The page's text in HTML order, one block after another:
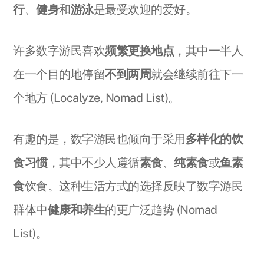
行、健身和游泳是最受欢迎的爱好。
许多数字游民喜欢频繁更换地点 ，其中一半人
在一个目的地停留不到两周就会继续前往下一
个地方 (Localyze, Nomad List)。
有趣的是，数字游民也倾向于采用多样化的饮
食习惯，其中不少人遵循素食、纯素食或鱼素
食饮食。这种生活方式的选择反映了数字游民
群体中健康和养生的更广泛趋势 (Nomad
List)。